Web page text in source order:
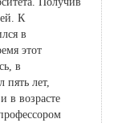
К
в
этот
в
пять лет,
в возрасте